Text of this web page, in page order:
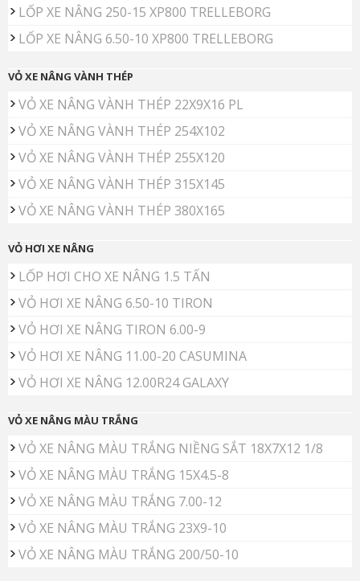
LỐP XE NÂNG 250-15 XP800 TRELLEBORG
LỐP XE NÂNG 6.50-10 XP800 TRELLEBORG
VỎ XE NÂNG VÀNH THÉP
VỎ XE NÂNG VÀNH THÉP 22X9X16 PL
VỎ XE NÂNG VÀNH THÉP 254X102
VỎ XE NÂNG VÀNH THÉP 255X120
VỎ XE NÂNG VÀNH THÉP 315X145
VỎ XE NÂNG VÀNH THÉP 380X165
VỎ HƠI XE NÂNG
LỐP HƠI CHO XE NÂNG 1.5 TẤN
VỎ HƠI XE NÂNG 6.50-10 TIRON
VỎ HƠI XE NÂNG TIRON 6.00-9
VỎ HƠI XE NÂNG 11.00-20 CASUMINA
VỎ HƠI XE NÂNG 12.00R24 GALAXY
VỎ XE NÂNG MÀU TRẮNG
VỎ XE NÂNG MÀU TRẮNG NIỀNG SẮT 18X7X12 1/8
VỎ XE NÂNG MÀU TRẮNG 15X4.5-8
VỎ XE NÂNG MÀU TRẮNG 7.00-12
VỎ XE NÂNG MÀU TRẮNG 23X9-10
VỎ XE NÂNG MÀU TRẮNG 200/50-10